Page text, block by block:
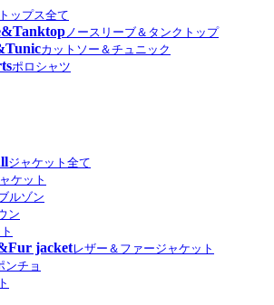
トップス全て
ノースリーブ＆タンクトップ
カットソー＆チュニック
ポロシャツ
ジャケット全て
ケット
ルゾン
ン
jacketレザー＆ファージャケット
ンチョ